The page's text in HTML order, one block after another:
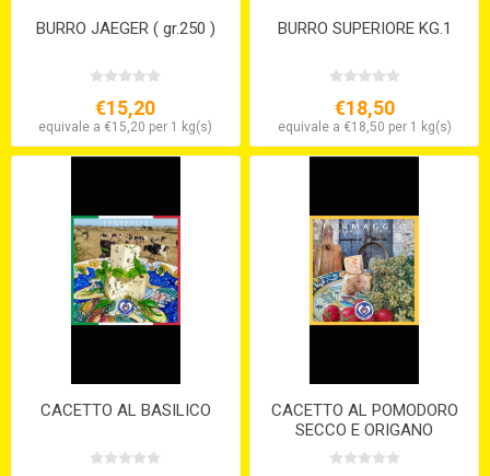
BURRO JAEGER ( gr.250 )
€15,20
equivale a €15,20 per 1 kg(s)
BURRO SUPERIORE KG.1
€18,50
equivale a €18,50 per 1 kg(s)
CACETTO AL BASILICO
CACETTO AL POMODORO
SECCO E ORIGANO